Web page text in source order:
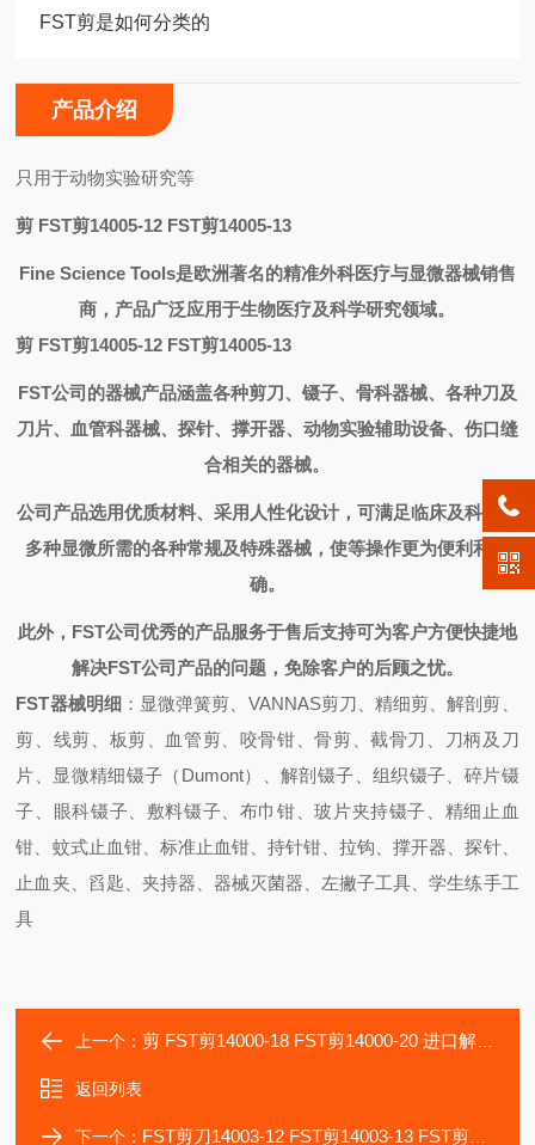
FST剪是如何分类的
产品介绍
只用于动物实验研究等
剪 FST剪14005-12 FST剪14005-13
Fine Science Tools是欧洲著名的精准外科医疗与显微器械销售
商，产品广泛应用于生物医疗及科学研究领域。
剪 FST剪14005-12 FST剪14005-13
FST公司的器械产品涵盖各种剪刀、镊子、骨科器械、各种刀及
刀片、血管科器械、探针、撑开器、动物实验辅助设备、伤口缝
合相关的器械。
公司产品选用优质材料、采用人性化设计，可满足临床及科研上
多种显微所需的各种常规及特殊器械，使等操作更为便利和准
确。
此外， FST公司优秀的产品服务于售后支持可为客户方便快捷地
解决FST公司产品的问题，免除客户的后顾之忧。
FST器械明细 ：显微弹簧剪、VANNAS剪刀、精细剪、解剖剪、
剪、线剪、板剪、血管剪、咬骨钳、骨剪、截骨刀、刀柄及刀
片、显微精细镊子（Dumont）、解剖镊子、组织镊子、碎片镊
子、眼科镊子、敷料镊子、布巾钳、玻片夹持镊子、精细止血
钳、蚊式止血钳、标准止血钳、持针钳、拉钩、撑开器、探针、
止血夹、舀匙、夹持器、器械灭菌器、左撇子工具、学生练手工
具
上一个：剪 FST剪14000-18 FST剪14000-20 进口解剖剪刀
返回列表
下一个： FST剪刀14003-12 FST剪14003-13 FST剪14003-14